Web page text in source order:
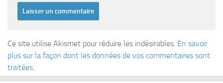
Ce site utilise Akismet pour réduire les indésirables. En savoir
plus sur la façon dont les données de vos commentaires sont
traitées.